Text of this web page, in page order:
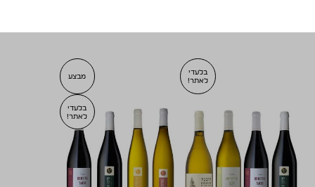
בלעדי
לאתר!
מבצע
בלעדי
לאתר!